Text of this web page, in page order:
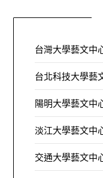
台灣大學藝文中
台北科技大學藝
陽明大學藝文中
淡江大學藝文中
交通大學藝文中